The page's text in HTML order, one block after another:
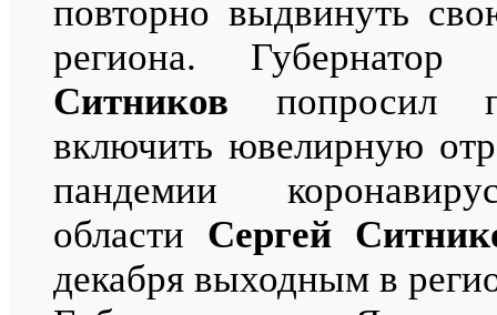
повторно выдвинуть
региона.
Ситников попросил
включить ювелирную
пандемии
области Сергей
декабря выходным в